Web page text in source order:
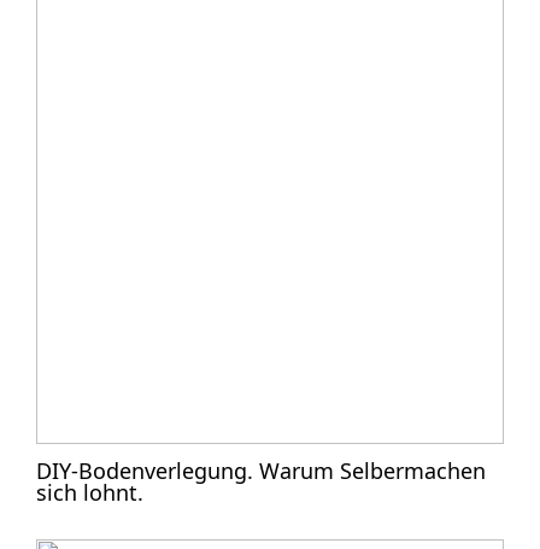
DIY-Bodenverlegung. Warum Selbermachen
sich lohnt.